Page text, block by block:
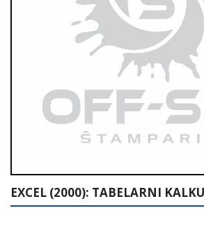
EXCEL (2000): TABELARNI